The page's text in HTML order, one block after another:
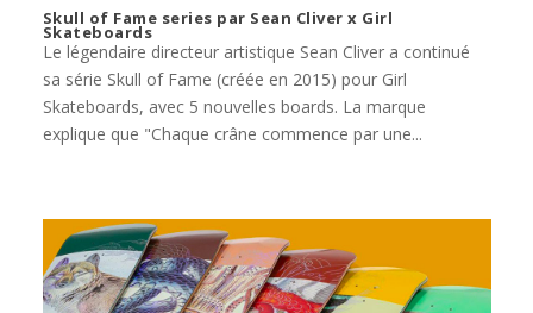
Skull of Fame series par Sean Cliver x Girl
Skateboards
Le légendaire directeur artistique Sean Cliver a continué
sa série Skull of Fame (créée en 2015) pour Girl
Skateboards, avec 5 nouvelles boards. La marque
explique que "Chaque crâne commence par une...